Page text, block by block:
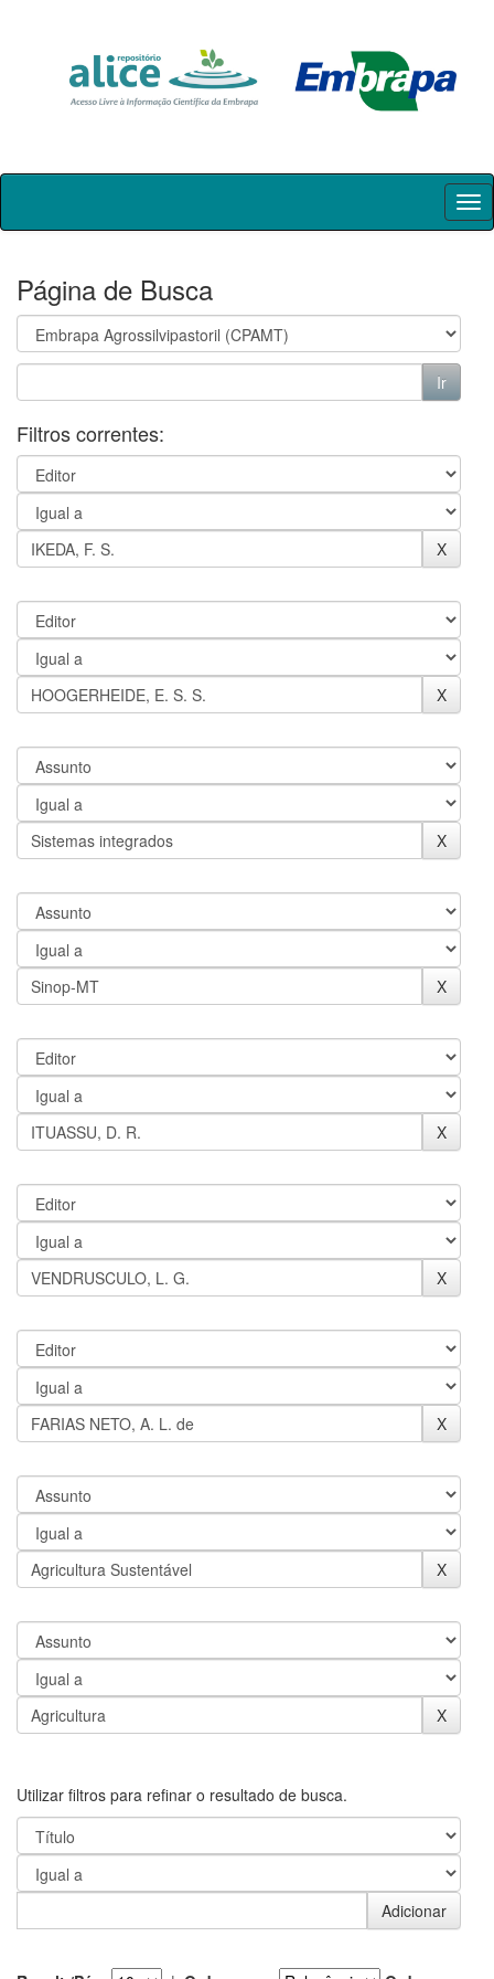
Skip
Página de Busca
Filtros correntes:
Utilizar filtros para refinar o resultado de busca.